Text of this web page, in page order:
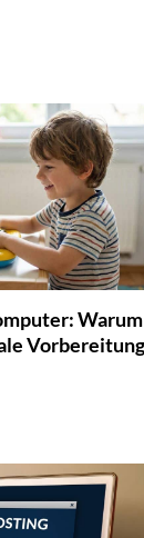
Warum
Vorbereitung